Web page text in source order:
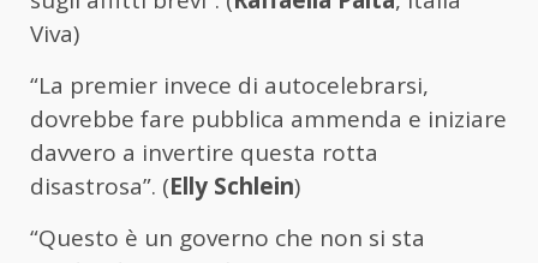
Viva)
“La premier invece di autocelebrarsi,
dovrebbe fare pubblica ammenda e iniziare
davvero a invertire questa rotta
disastrosa”. (Elly Schlein)
“Questo è un governo che non si sta